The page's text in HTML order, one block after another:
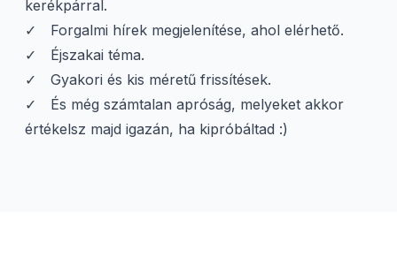
kerékpárral.
Forgalmi hírek megjelenítése, ahol elérhető.
Éjszakai téma.
Gyakori és kis méretű frissítések.
És még számtalan apróság, melyeket akkor
értékelsz majd igazán, ha kipróbáltad :)